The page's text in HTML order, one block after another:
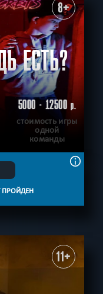
8+
ЕСТЬ?
5000 - 12500р.
стоимость игры
одной
команды
ПРОЙДЕН
11+